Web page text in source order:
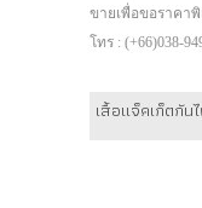
ขายเพื่อขอราคาพิ
โทร : (+66)038-
เสื้อแจ็คเก็ตกัน